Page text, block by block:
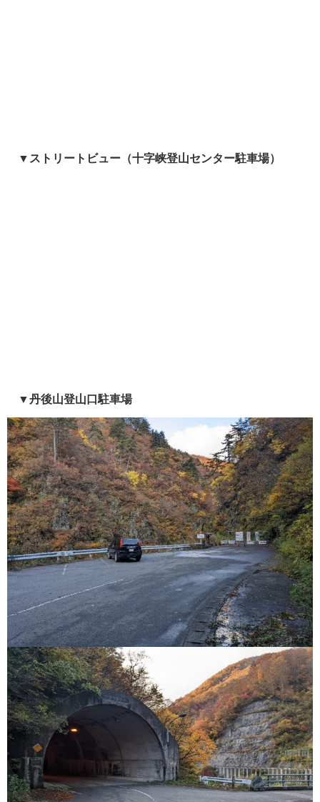
▼ストリートビュー （十字峡登山センター駐車場）
▼丹後山登山口駐車場